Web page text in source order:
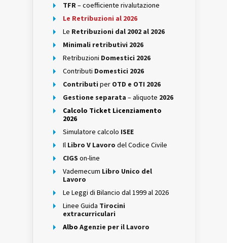
TFR– coefficiente rivalutazione
Le Retribuzioni al 2026
Le Retribuzioni dal 2002 al 2026
Minimali retributivi 2026
Retribuzioni Domestici 2026
Contributi Domestici 2026
Contributi per OTD e OTI 2026
Gestione separata – aliquote 2026
Calcolo Ticket Licenziamento
2026
Simulatore calcolo ISEE
Il Libro V Lavoro del Codice Civile
CIGS on-line
Vademecum Libro Unico del
Lavoro
Le Leggi di Bilancio dal 1999 al 2026
Linee Guida Tirocini
extracurriculari
Albo Agenzie per il Lavoro